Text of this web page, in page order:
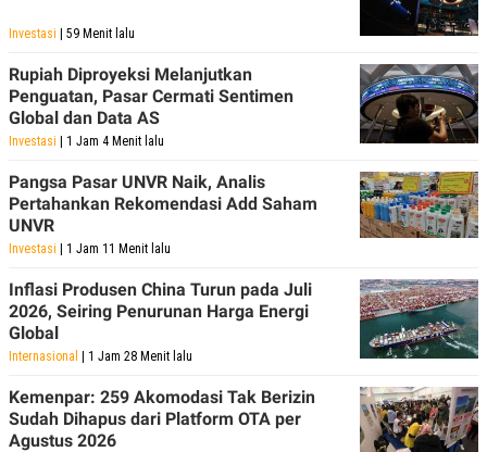
Investasi | 59 Menit lalu
Rupiah Diproyeksi Melanjutkan
Penguatan, Pasar Cermati Sentimen
Global dan Data AS
Investasi | 1 Jam 4 Menit lalu
Pangsa Pasar UNVR Naik, Analis
Pertahankan Rekomendasi Add Saham
UNVR
Investasi | 1 Jam 11 Menit lalu
Inflasi Produsen China Turun pada Juli
2026, Seiring Penurunan Harga Energi
Global
Internasional | 1 Jam 28 Menit lalu
Kemenpar: 259 Akomodasi Tak Berizin
Sudah Dihapus dari Platform OTA per
Agustus 2026